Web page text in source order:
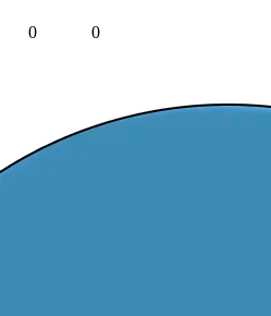
0 0